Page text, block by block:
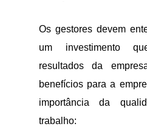
Os gestores devem
um investimento
resultados da
benefícios para a
importância da
trabalho: